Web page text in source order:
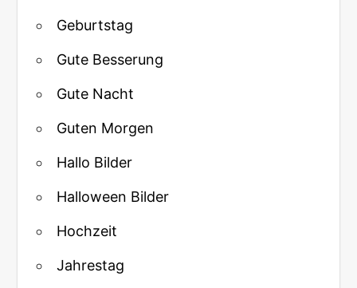
Geburtstag
Gute Besserung
Gute Nacht
Guten Morgen
Hallo Bilder
Halloween Bilder
Hochzeit
Jahrestag